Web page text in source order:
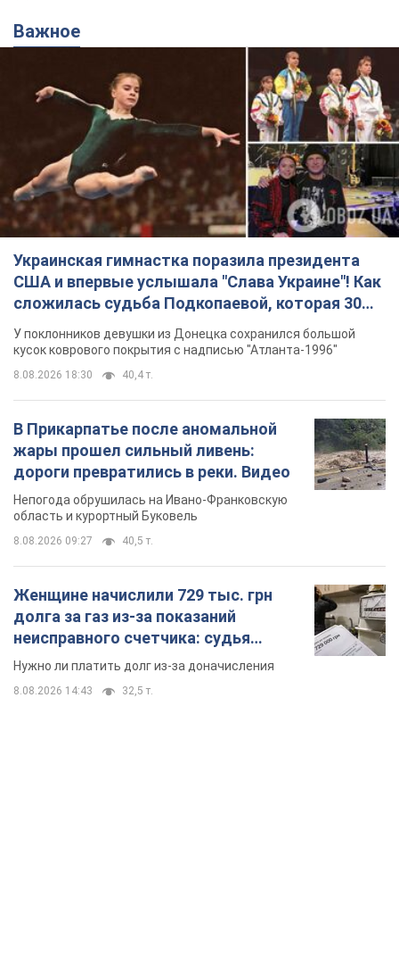
Важное
Украинская гимнастка поразила президента
США и впервые услышала "Слава Украине"! Как
сложилась судьба Подкопаевой, которая 30
лет назад завоевала "золото" Олимпиады
У поклонников девушки из Донецка сохранился большой
кусок коврового покрытия с надписью "Атланта-1996"
8.08.2026 18:30 40,4 т.
В Прикарпатье после аномальной
жары прошел сильный ливень:
дороги превратились в реки. Видео
Непогода обрушилась на Ивано-Франковскую
область и курортный Буковель
8.08.2026 09:27 40,5 т.
Женщине начислили 729 тыс. грн
долга за газ из-за показаний
неисправного счетчика: судья
вынес неожиданное решение
Нужно ли платить долг из-за доначисления
8.08.2026 14:43 32,5 т.